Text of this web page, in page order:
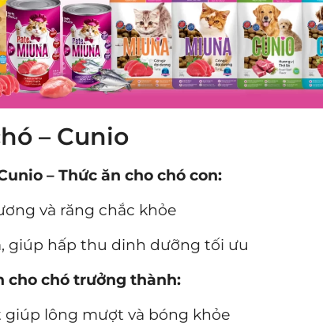
– Cunio
– Thức ăn cho chó con:
và răng chắc khỏe
giúp hấp thu dinh dưỡng tối ưu
cho chó trưởng thành:
giúp lông mượt và bóng khỏe